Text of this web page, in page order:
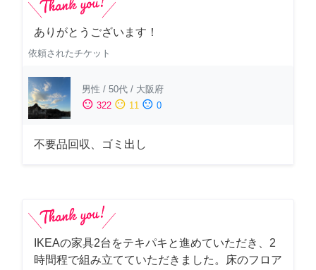
ありがとうございます！
依頼されたチケット
男性 / 50代 / 大阪府
sentiment_satisfied 322 sentiment_neutral 11 sentiment_dissatisfied 0
不要品回収、ゴミ出し
IKEAの家具2台をテキパキと進めていただき、2
時間程で組み立てていただきました。床のフロア